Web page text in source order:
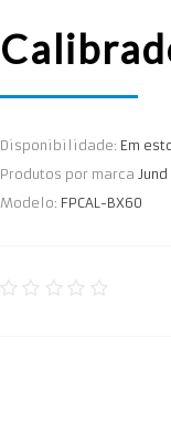
Disponibilidade: Em
Produtos por marca
Modelo: FPCAL-BX60